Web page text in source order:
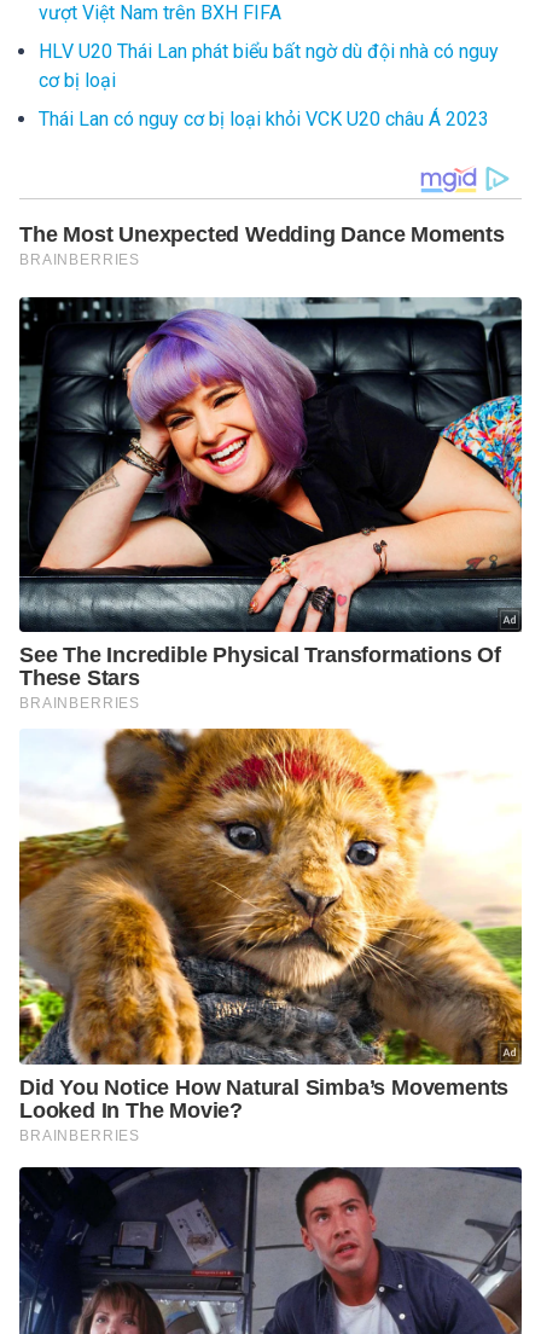
vượt Việt Nam trên BXH FIFA
HLV U20 Thái Lan phát biểu bất ngờ dù đội nhà có nguy
cơ bị loại
Thái Lan có nguy cơ bị loại khỏi VCK U20 châu Á 2023